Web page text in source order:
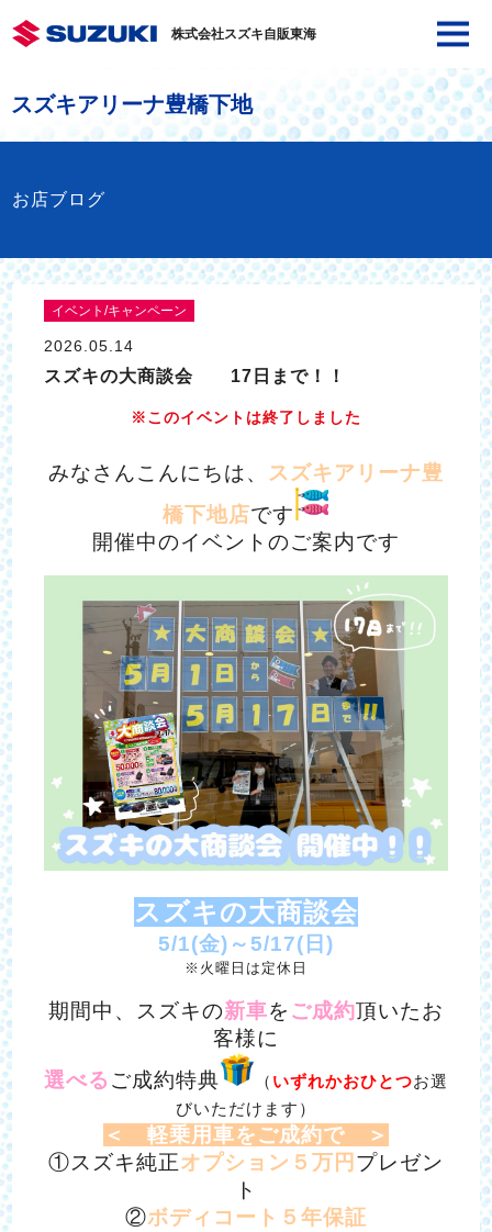
株式会社スズキ自販東海
スズキアリーナ豊橋下地
お店ブログ
イベント/キャンペーン
2026.05.14
スズキの大商談会 17日まで！！
※このイベントは終了しました
みなさんこんにちは、 スズキアリーナ豊
橋下地店です
開催中のイベントのご案内です
スズキの大商談会
5/1(金)～5/17(日)
※火曜日は定休日
期間中、スズキの新車を ご成約頂いたお
客様に
選べる ご成約特典 （ いずれかおひとつお選
びいただけます）
＜ 軽乗用車をご成約で ＞
①スズキ純正オプション ５万円 プレゼン
ト
②ボディコート５年保証